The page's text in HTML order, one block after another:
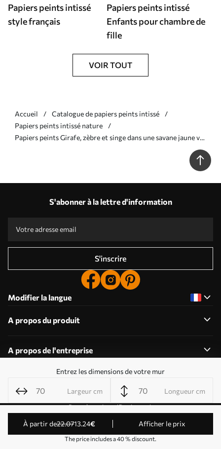
Entrez les dimensions de votre mur
Largeur cm Longueur cm
à partir de22.0713.24€ Afficher le prix
The price includes a 40 % discount.
Papiers peints intissé
style français
Papiers peints intissé
Enfants pour chambre de
fille
VOIR TOUT
Accueil
Catalogue de papiers peints intissé
Papiers peints intissé nature
Papiers peints Girafe, zèbre et singe dans une savane jaune vif
S'abonner à la lettre d'information
S'inscrire
Modifier la langue
A propos du produit
A propos de l'entreprise
Modifier les autorisations relatives aux cookies
Paramètres de notification push
© 2011-2026 Uwalls . Tous droits réservés. Exploité par
KLW Sp. z o.o. Numéro de TVA : PL9223057591.